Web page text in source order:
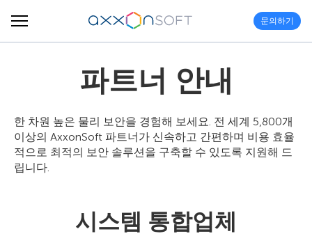
문의하기
파트너 안내
한 차원 높은 물리 보안을 경험해 보세요. 전 세계 5,800개
이상의 AxxonSoft 파트너가 신속하고 간편하며 비용 효율
적으로 최적의 보안 솔루션을 구축할 수 있도록 지원해 드
립니다.
시스템 통합업체